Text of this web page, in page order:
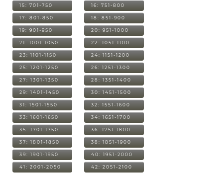
15: 701-750 16: 751-800
17: 801-850 18: 851-900
19: 901-950 20: 951-1000
21: 1001-1050 22: 1051-1100
23: 1101-1150 24: 1151-1200
25: 1201-1250 26: 1251-1300
27: 1301-1350 28: 1351-1400
29: 1401-1450 30: 1451-1500
31: 1501-1550 32: 1551-1600
33: 1601-1650 34: 1651-1700
35: 1701-1750 36: 1751-1800
37: 1801-1850 38: 1851-1900
39: 1901-1950 40: 1951-2000
41: 2001-2050 42: 2051-2100